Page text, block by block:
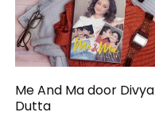
Me And Ma door Divya
Dutta